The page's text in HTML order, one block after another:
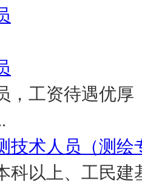
，工资待遇优
技术人员（测绘
科以上、工民